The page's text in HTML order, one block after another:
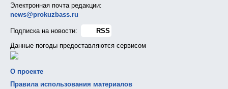
Электронная почта редакции:
news@prokuzbass.ru
Подписка на новости:
RSS
Данные погоды предоставляются сервисом
О проекте
Правила использования материалов